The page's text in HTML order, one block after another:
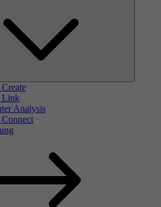
Link
Analysis